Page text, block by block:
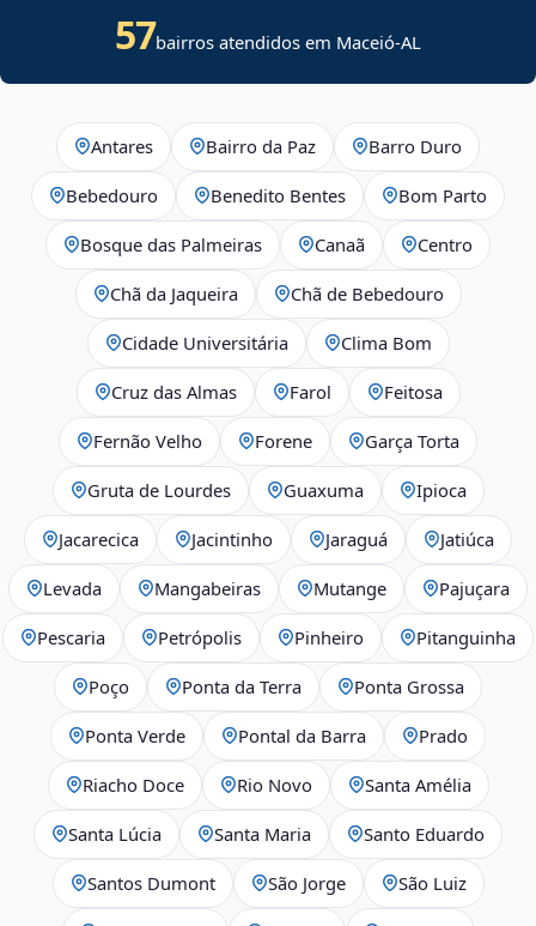
57bairros atendidos em Maceió-AL
Antares Bairro da Paz Barro Duro
Bebedouro Benedito Bentes Bom Parto
Bosque das Palmeiras Canaã Centro
Chã da Jaqueira Chã de Bebedouro
Cidade Universitária Clima Bom
Cruz das Almas Farol Feitosa
Fernão Velho Forene Garça Torta
Gruta de Lourdes Guaxuma Ipioca
Jacarecica Jacintinho Jaraguá Jatiúca
Levada Mangabeiras Mutange Pajuçara
Pescaria Petrópolis Pinheiro Pitanguinha
Poço Ponta da Terra Ponta Grossa
Ponta Verde Pontal da Barra Prado
Riacho Doce Rio Novo Santa Amélia
Santa Lúcia Santa Maria Santo Eduardo
Santos Dumont São Jorge São Luiz